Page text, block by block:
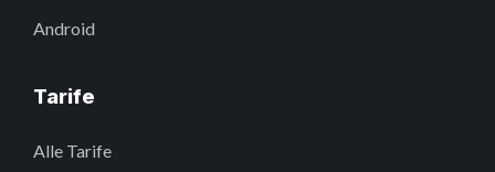
Android
Tarife
Alle Tarife